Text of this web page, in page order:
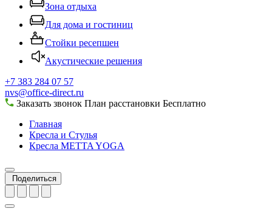
Зона отдыха
Для дома и гостиниц
Стойки ресепшен
Акустические решения
+7 383 284 07 57
nvs@office-direct.ru
Заказать звонок План расстановки Бесплатно
Главная
Кресла и Стулья
Кресла METTA YOGA
Поделиться